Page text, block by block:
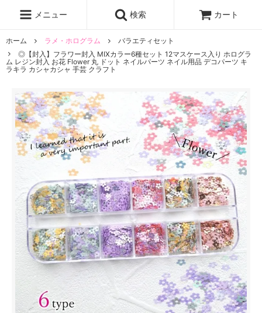
メニュー 検索 カート
ホーム ラメ・ホログラム
バラエティセット
◎【封入】フラワー封入 MIXカラー6種セット 12マスケース入り ホログラ
ム レジン封入 お花 Flower 丸 ドット ネイルパーツ ネイル用品 デコパーツ キ
ラキラ カシャカシャ 手芸 クラフト